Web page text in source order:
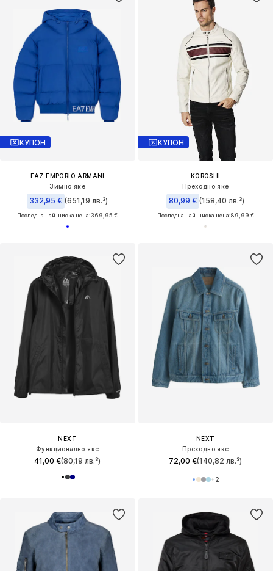
КУПОН
EA7 EMPORIO ARMANI
Зимно яке
332,95 € (651,19 лв.³)
Последна най-ниска цена:369,95 €
КУПОН
KOROSHI
Преходно яке
80,99 € (158,40 лв.³)
Последна най-ниска цена:89,99 €
NEXT
Функционално яке
41,00 €(80,19 лв.³)
NEXT
Преходно яке
72,00 €(140,82 лв.³)
+2